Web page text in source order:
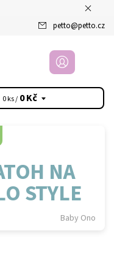
petto@petto.cz
0 ks / 0 Kč
NA
STYLE
Baby Ono